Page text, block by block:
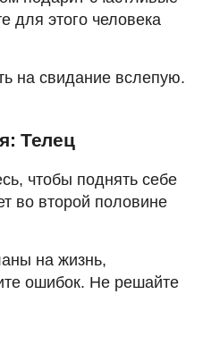
для этого человека
на свидание вслепую.
Телец
чтобы поднять себе
во второй половине
на жизнь,
ошибок. Не решайте